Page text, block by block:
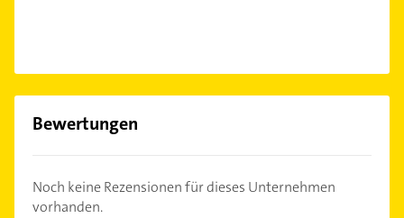
Bewertungen
Noch keine Rezensionen für dieses Unternehmen
vorhanden.